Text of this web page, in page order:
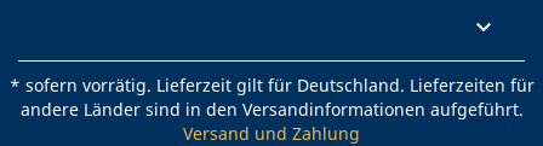

* sofern vorrätig. Lieferzeit gilt für Deutschland. Lieferzeiten für
andere Länder sind in den Versandinformationen aufgeführt.
Versand und Zahlung